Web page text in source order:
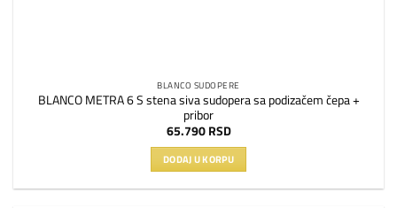
BLANCO SUDOPERE
BLANCO METRA 6 S stena siva sudopera sa podizačem čepa +
pribor
65.790 RSD
DODAJ U KORPU